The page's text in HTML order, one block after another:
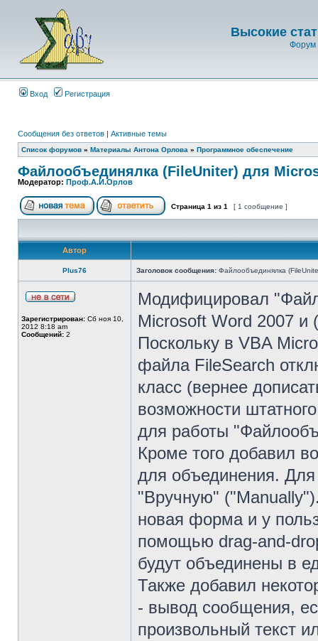
Высокие
Форум
Вход Регистрация
Сообщения без ответов | Активные темы
Список форумов » Материалы Антона Орлова » Программное обеспечение
Файлообъединялка (FileUniter) для
Модератор: Проф.А.И.Орлов
Страница 1 из 1 [ 1 сообщение ]
Автор
Plus76 Заголовок сообщения: Файлообъединялка
Зарегистрирован: Сб ноя 10,
2012 8:18 am
Сообщений: 2
Модифицировал
Microsoft Word 2007 и
Поскольку в VBA
файла FileSearch
класс (вернее
возможности
для работы
Кроме того добавил
для объединения. Для
"Вручную"
новая форма и у
помощью drag-and-
будут объединены в
Также добавил
- вывод сообщения,
произвольный текст